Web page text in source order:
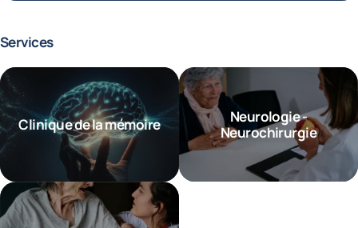
Services
Clinique de la mémoire
Neurologie -
Neurochirurgie